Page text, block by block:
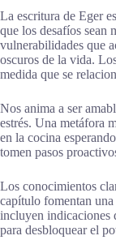
La escritura de Eger
que los desafíos sean
vulnerabilidades que
oscuros de la vida.
medida que se
Nos anima a ser
estrés. Una metáfora
en la cocina
tomen pasos
Los conocimientos
capítulo fomentan
incluyen indicaciones
para desbloquear el